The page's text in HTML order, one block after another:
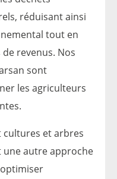
réduisant ainsi
tout en
revenus. Nos
sont
les agriculteurs
cultures et arbres
une autre approche